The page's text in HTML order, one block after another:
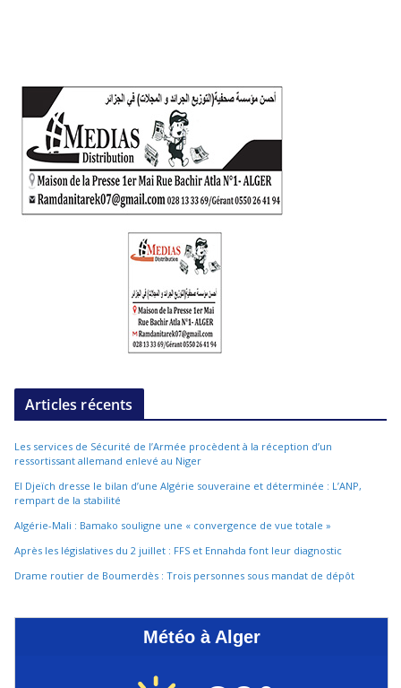
Articles récents
Les services de Sécurité de l’Armée procèdent à la réception d’un
ressortissant allemand enlevé au Niger
El Djeïch dresse le bilan d’une Algérie souveraine et déterminée : L’ANP,
rempart de la stabilité
Algérie-Mali : Bamako souligne une « convergence de vue totale »
Après les législatives du 2 juillet : FFS et Ennahda font leur diagnostic
Drame routier de Boumerdès : Trois personnes sous mandat de dépôt
Météo à Alger